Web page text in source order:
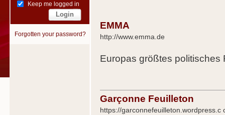
Keep me logged in
Forgotten your password?
EMMA
http://www.emma.de
Europas größtes politisches
Garçonne Feuilleton
https://garconnefeuilleton.wordpress.c